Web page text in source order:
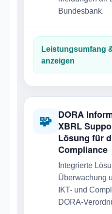
Bundesbank.
Leistungsumfang
anzeigen
🧩 DORA
XBRL
Lösung für
Compliance
Integrierte
Überwachung
IKT- und
DORA-